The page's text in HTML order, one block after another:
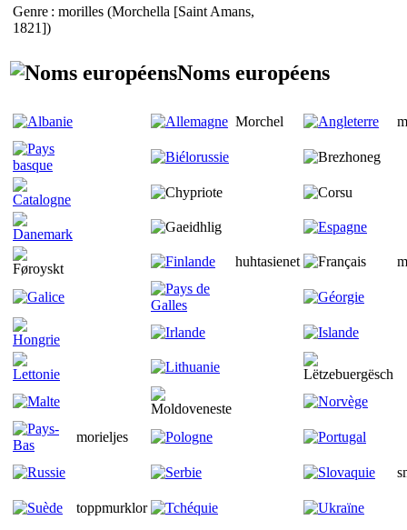
Genre : morilles (Morchella [Saint Amans,
1821])
Noms européens
Morchel
huhtasienet
morieljes
toppmurklor